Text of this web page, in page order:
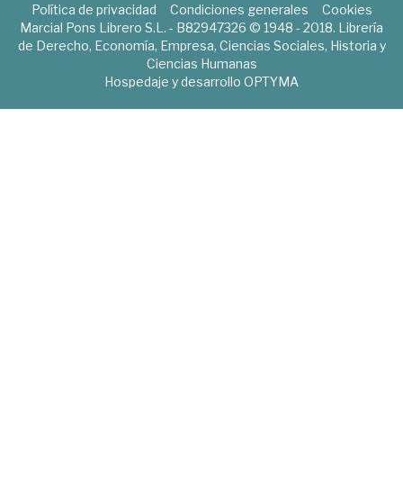
Política de privacidad Condiciones generales
Cookies
Marcial Pons Librero S.L. - B82947326 © 1948 - 2018. Librería
de Derecho, Economía, Empresa, Ciencias Sociales, Historia y
Ciencias Humanas
Hospedaje y desarrollo OPTYMA